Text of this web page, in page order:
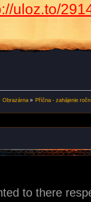
uloz.to/
Obrazárna» Příčna - zahájenie
to there